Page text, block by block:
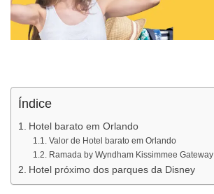
Índice
Hotel barato em Orlando
Valor de Hotel barato em Orlando
Ramada by Wyndham Kissimmee Gateway
Hotel próximo dos parques da Disney